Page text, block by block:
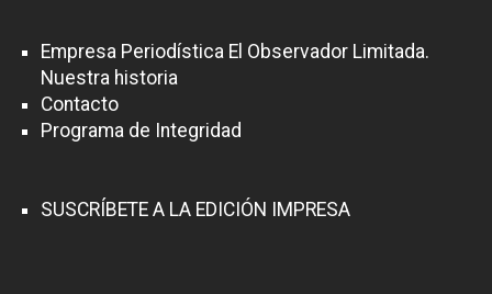
Empresa Periodística El Observador Limitada.
Nuestra historia
Contacto
Programa de Integridad
SUSCRÍBETE A LA EDICIÓN IMPRESA